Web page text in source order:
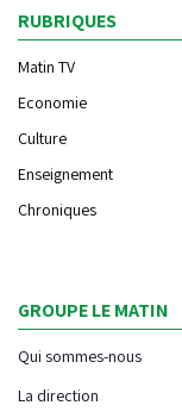
RUBRIQUES
Matin TV
Economie
Culture
Enseignement
Chroniques
GROUPE LE MATIN
Qui sommes-nous
La direction